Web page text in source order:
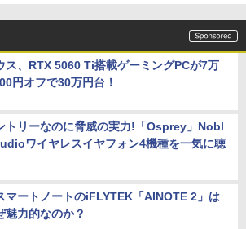
ス、RTX 5060 Ti搭載ゲーミングPCが7万
円オフで30万円台！
トリーなのに脅威の実力!「Osprey」Nobl
ワイヤレスイヤフォン4機種を一気に聴
マートノートのiFLYTEK「AINOTE 2」は
魅力的なのか？